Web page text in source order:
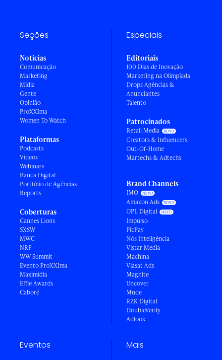
Seções
Notícias
Comunicação
Marketing
Mídia
Gente
Opinião
ProXXIma
Women To Watch
Plataformas
Podcasts
Vídeos
Webinars
Banca Digital
Portfólio de Agências
Reports
Coberturas
Cannes Lions
SXSW
MWC
NRF
WW Summit
Evento ProXXIma
Maximídia
Effie Awards
Caboré
Especiais
Editoriais
100 Dias de Inovação
Marketing na Olimpíada
Drops Agências &
Anunciantes
Talento
Patrocinados
Retail Media
Creators & Influencers
Out-Of-Home
Martechs & Adtechs
Brand Channels
IMO
Amazon Ads
OPL Digital
Impulso
PicPay
Nós Inteligência
Vistar Media
Machina
Viasat Ads
Magnite
Uncover
Mude
RZK Digital
DoubleVerify
Adlook
Eventos Mais